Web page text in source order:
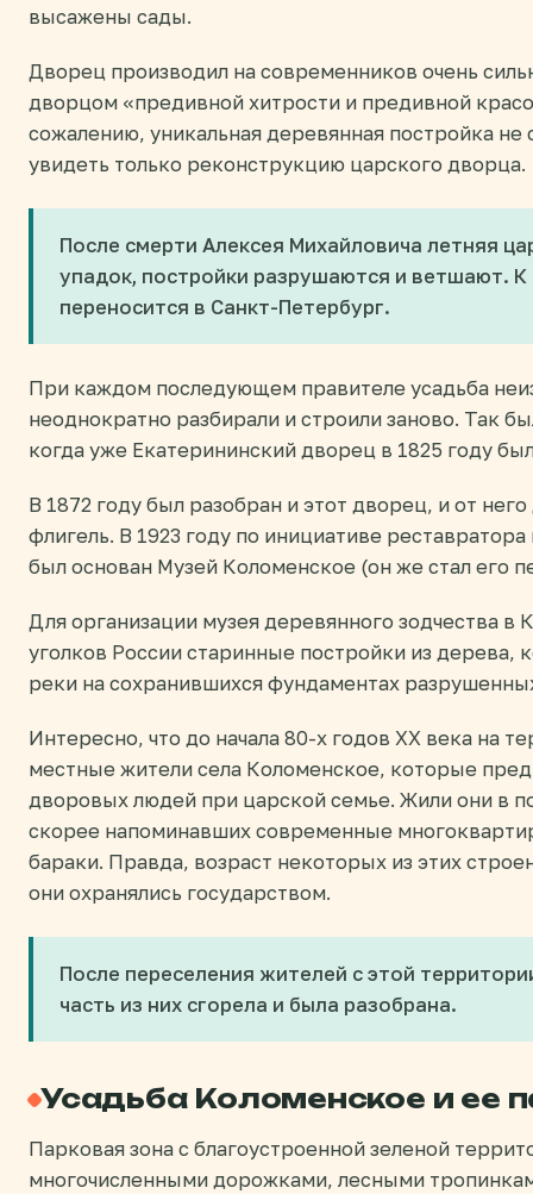
высажены сады.
Дворец производил на современников очень
дворцом «предивной хитрости и предивной
сожалению, уникальная деревянная постройка
увидеть только реконструкцию царского дворца.
После смерти Алексея Михайловича летняя
упадок, постройки разрушаются и ветшают.
переносится в Санкт-Петербург.
При каждом последующем правителе усадьба
неоднократно разбирали и строили заново. Так
когда уже Екатерининский дворец в 1825 году
В 1872 году был разобран и этот дворец, и от
флигель. В 1923 году по инициативе
был основан Музей Коломенское (он же стал его
Для организации музея деревянного зодчества в
уголков России старинные постройки из дерева,
реки на сохранившихся фундаментах
Интересно, что до начала 80-х годов XX века на
местные жители села Коломенское, которые
дворовых людей при царской семье. Жили они в
скорее напоминавших современные
бараки. Правда, возраст некоторых из этих
они охранялись государством.
После переселения жителей с этой
часть из них сгорела и была разобрана.
Усадьба Коломенское и ее
Парковая зона с благоустроенной зеленой
многочисленными дорожками, лесными